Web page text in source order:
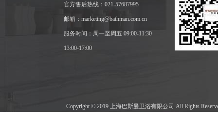
官方售后热线：021-57687995
邮箱：marketing@bathman.com.cn
服务时间：周一至周五 09:00-11:30
13:00-17:00
Copyright © 2019 上海巴斯曼卫浴有限公司 All Rights